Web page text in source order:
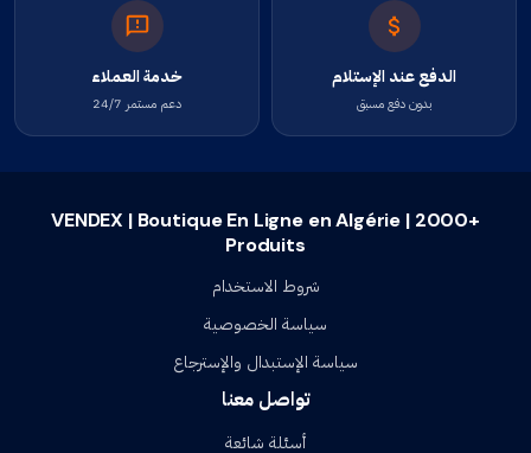
الدفع عند الإستلام
بدون دفع مسبق
خدمة العملاء
دعم مستمر 24/7
VENDEX | Boutique En Ligne en Algérie | 2000+
Produits
شروط الاستخدام
سياسة الخصوصية
سياسة الإستبدال والإسترجاع
تواصل معنا
أسئلة شائعة